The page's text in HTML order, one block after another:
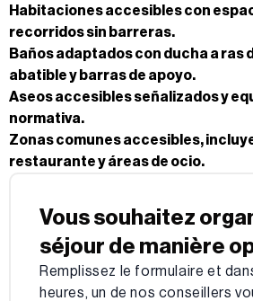
Habitaciones accesibles con
recorridos sin barreras.
Baños adaptados con ducha a ras
abatible y barras de apoyo.
Aseos accesibles señalizados y
normativa.
Zonas comunes accesibles,
restaurante y áreas de ocio.
Vous souhaitez
séjour de manière
Remplissez le formulaire et
heures, un de nos conseillers